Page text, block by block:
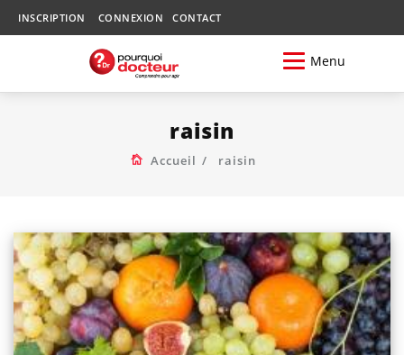
INSCRIPTION CONNEXION CONTACT
Menu
raisin
Accueil raisin